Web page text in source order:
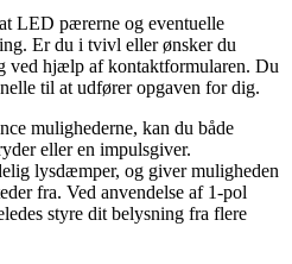
LED pærerne og eventuelle
Er du i tvivl eller ønsker du
ved hjælp af kontaktformularen. Du
til at udfører opgaven for dig.
mulighederne, kan du både
eller en impulsgiver.
lysdæmper, og giver muligheden
fra. Ved anvendelse af 1-pol
styre dit belysning fra flere